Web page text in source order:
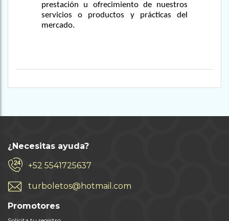
prestación u ofrecimiento de nuestros
servicios o productos y prácticas del
mercado.
¿Necesitas ayuda?
+52 5541725637
turboletos@hotmail.com
Promotores